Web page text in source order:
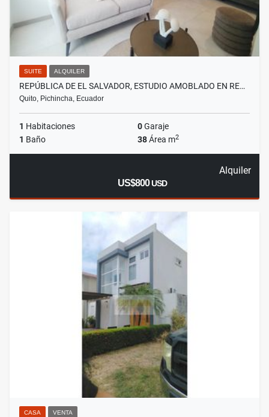
SUITE ALQUILER
REPÚBLICA DE EL SALVADOR, ESTUDIO AMOBLADO EN RE…
Quito, Pichincha, Ecuador
1 Habitaciones 0Garaje
1 Baño 38Área m2
Alquiler
US$800USD
CASA VENTA